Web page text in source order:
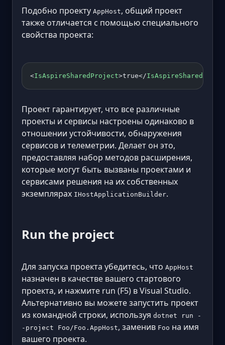
Подобно проекту AppHost, общий проект
также отличается с помощью специального
свойства проекта:
<IsAspireSharedProject>true</
Проект гарантирует, что все различные
проекты и сервисы настроены одинаково в
отношении устойчивости, обнаружения
сервисов и телеметрии. Делает он это,
предоставляя набор методов расширения,
которые могут быть вызваны проектами и
сервисами решения на их собственных
экземплярах IHostApplicationBuilder.
Run the project
Для запуска проекта убедитесь, что AppHost
назначен в качестве вашего стартового
проекта, и нажмите run (F5) в Visual Studio.
Альтернативно вы можете запустить проект
из командной строки, используя dotnet run -
-project Foo/Foo.AppHost, заменив Foo на имя
вашего проекта.